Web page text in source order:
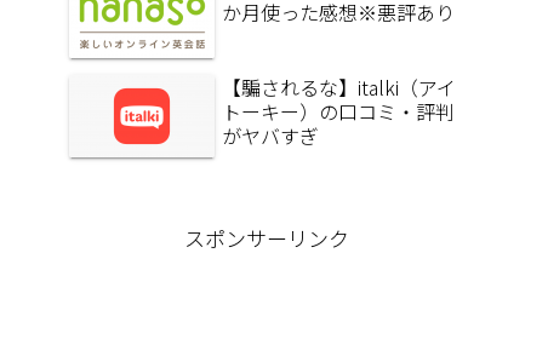
か月使った感想※悪評あり
【騙されるな】italki（アイ
トーキー）の口コミ・評判
がヤバすぎ
スポンサーリンク